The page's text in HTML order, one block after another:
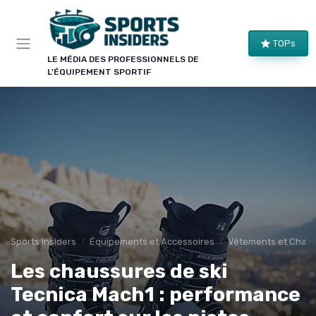
LE MÉDIA DES PROFESSIONNELS DE
L'ÉQUIPEMENT SPORTIF
TOPs
Sports Insiders Équipements et Accessoires Vêtements et
Les chaussures de ski
Tecnica Mach1 : performance
×
LE CLUB SPORTS INSIDERS
Rejoignez le club !
équipent un club, une salle ou une collectivité.
Bons plans matériel
Avant-premières Normes & sécurité
Panneau de gestion des cookies